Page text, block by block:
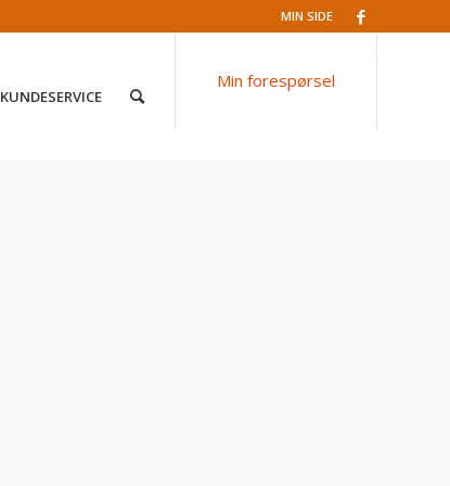
Facebook
MIN SIDE
KUNDESERVICE
Min forespørsel